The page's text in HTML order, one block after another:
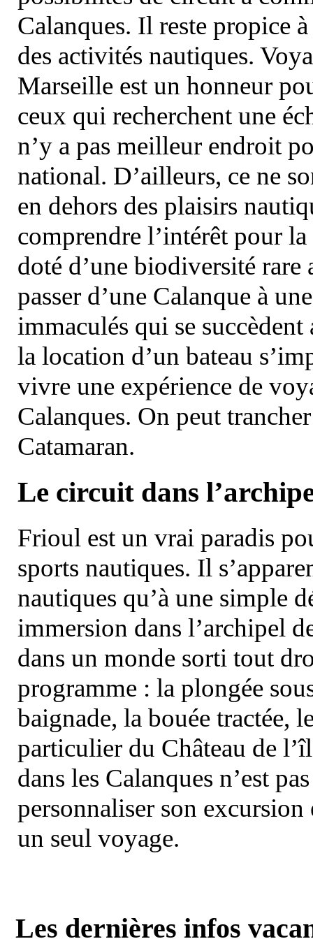
Calanques. Il reste propice
des activités nautiques.
Marseille est un honneur
ceux qui recherchent une
n’y a pas meilleur endroit
national. D’ailleurs, ce ne
en dehors des plaisirs
comprendre l’intérêt pour
doté d’une biodiversité
passer d’une Calanque à
immaculés qui se
la location d’un bateau
vivre une expérience de
Calanques. On peut
Catamaran.
Le circuit dans
Frioul est un vrai paradis
sports nautiques. Il
nautiques qu’à une simple
immersion dans l’archipel
dans un monde sorti tout
programme : la plongée
baignade, la bouée tractée,
particulier du Château de
dans les Calanques n’est
personnaliser son
un seul voyage.
Les dernières infos